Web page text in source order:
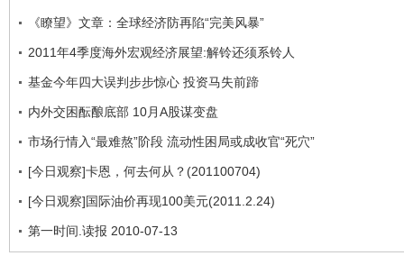
《瞭望》文章：全球经济防再陷“完美风暴”
2011年4季度海外宏观经济展望:解铃还须系铃人
基金今年四大误判步步惊心 投资马失前蹄
内外交困酝酿底部 10月A股谋变盘
市场行情入“最难熬”阶段 流动性困局或成收官“死穴”
[今日观察]卡恩，何去何从？(201100704)
[今日观察]国际油价再现100美元(2011.2.24)
第一时间.读报 2010-07-13